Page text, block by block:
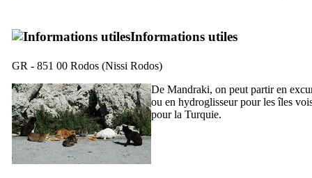
Informations utiles
GR - 851 00 Rodos (Nissi Rodos)
De Mandraki, on peut partir en
ou en hydroglisseur pour les îles
pour la Turquie.